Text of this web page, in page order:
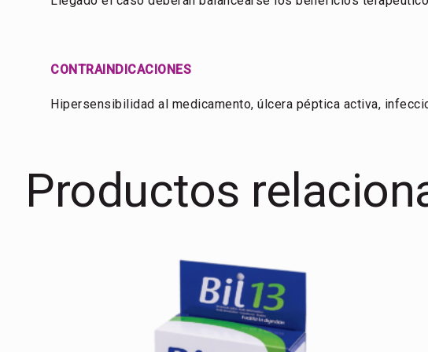
CONTRAINDICACIONES
Hipersensibilidad al medicamento, úlcera péptica activa,
Productos